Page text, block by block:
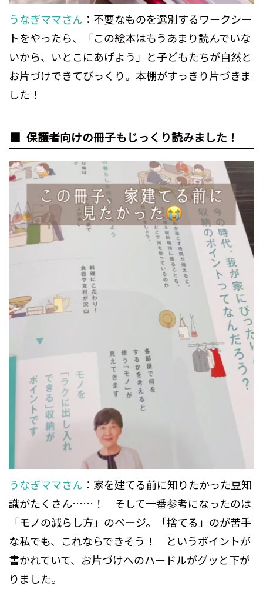
うなぎママさん ：不要なものを選別するワークシー
トをやったら、「この絵本はもうあまり読んでいな
いから、いとこにあげよう」と子どもたちが自然と
お片づけできてびっくり。本棚がすっきり片づきま
した！
保護者向けの冊子もじっくり読みました！
うなぎママさん ：家を建てる前に知りたかった豆知
識がたくさん……！ そして一番参考になったのは
「モノの減らし方」のページ。「捨てる」のが苦手
な私でも、これならできそう！ というポイントが
書かれていて、お片づけへのハードルがグッと下が
りました。